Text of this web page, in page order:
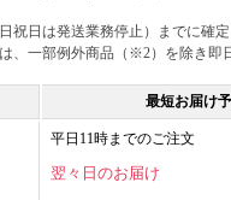
祝日は発送業務停止）までに確
、一部例外商品（※2）を除き即
最短お届け
平日11時までのご注文
翌々日のお届け